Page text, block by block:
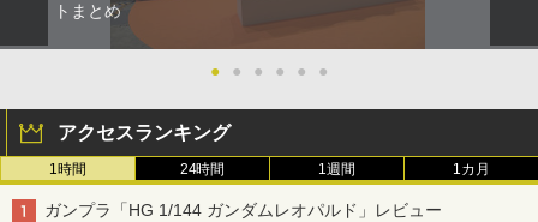
トまとめ
● ● ● ● ● ●
アクセスランキング
1時間 24時間 1週間 1カ月
ガンプラ「HG 1/144 ガンダムレオパルド」レビュー